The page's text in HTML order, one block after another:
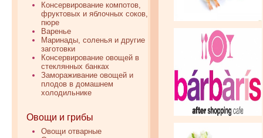
Консервирование компотов,
фруктовых и яблочных соков,
пюре
Варенье
Маринады, соленья и другие
заготовки
Консервирование овощей в
стеклянных банках
Замораживание овощей и
плодов в домашнем
холодильнике
Овощи и грибы
Овощи отварные